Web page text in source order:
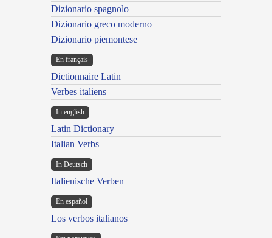
Dizionario spagnolo
Dizionario greco moderno
Dizionario piemontese
En français
Dictionnaire Latin
Verbes italiens
In english
Latin Dictionary
Italian Verbs
In Deutsch
Italienische Verben
En español
Los verbos italianos